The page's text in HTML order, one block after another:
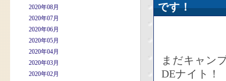
2020年08月
2020年07月
2020年06月
2020年05月
2020年04月
2020年03月
2020年02月
です！
まだキャン
DEナイト！